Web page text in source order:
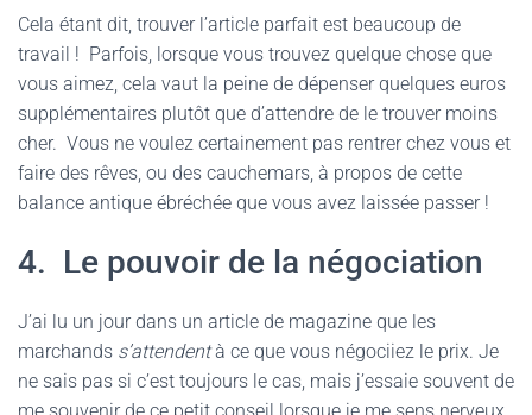
Cela étant dit, trouver l’article parfait est beaucoup de
travail ! Parfois, lorsque vous trouvez quelque chose que
vous aimez, cela vaut la peine de dépenser quelques euros
supplémentaires plutôt que d’attendre de le trouver moins
cher. Vous ne voulez certainement pas rentrer chez vous et
faire des rêves, ou des cauchemars, à propos de cette
balance antique ébréchée que vous avez laissée passer !
4. Le pouvoir de la négociation
J’ai lu un jour dans un article de magazine que les
marchands s’attendentà ce que vous négociiez le prix. Je
ne sais pas si c’est toujours le cas, mais j’essaie souvent de